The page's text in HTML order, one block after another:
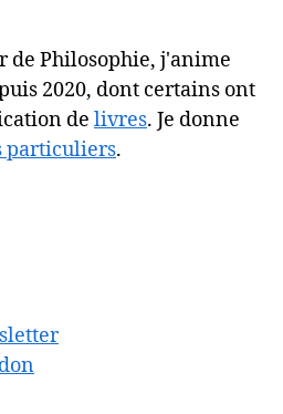
de Philosophie, j'anime
2020, dont certains ont
de livres. Je donne
particuliers.